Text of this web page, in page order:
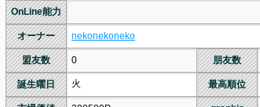
OnLine能力
オーナー nekonekoneko
盟友数 0 朋友数
誕生曜日 火 最高順位